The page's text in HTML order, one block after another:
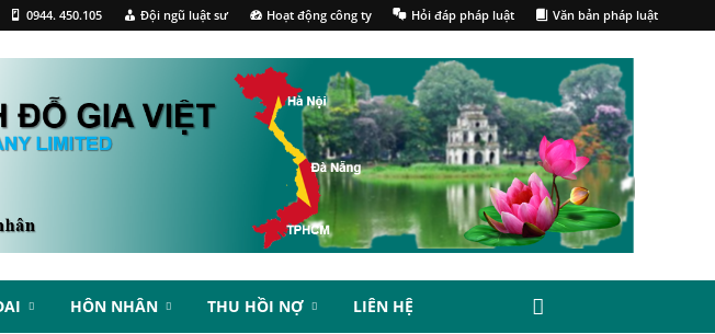
0944. 450.105 Đội ngũ luật sư Hoạt động công ty Hỏi đáp pháp luật Văn bản pháp luật
HÔN NHÂN THU HỒI NỢ LIÊN HỆ